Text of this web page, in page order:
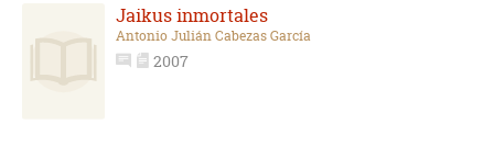
Jaikus inmortales
Antonio Julián Cabezas García
2007